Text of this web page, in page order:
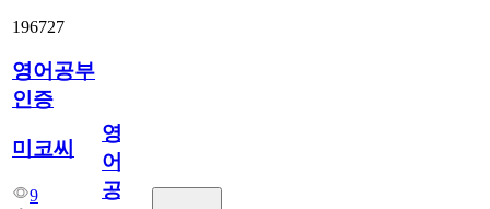
196727
영어공부
인증
미코씨
9
영
어
공